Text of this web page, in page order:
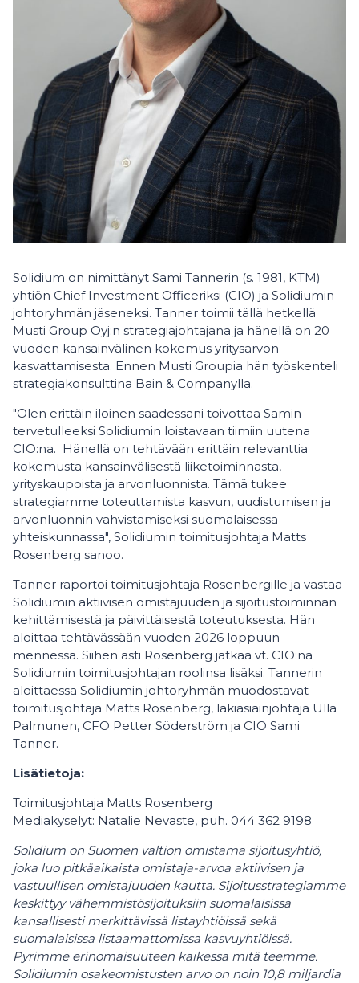
Solidium on nimittänyt Sami Tannerin (s. 1981, KTM)
yhtiön Chief Investment Officeriksi (CIO) ja Solidiumin
johtoryhmän jäseneksi. Tanner toimii tällä hetkellä
Musti Group Oyj:n strategiajohtajana ja hänellä on 20
vuoden kansainvälinen kokemus yritysarvon
kasvattamisesta. Ennen Musti Groupia hän työskenteli
strategiakonsulttina Bain & Companylla.
"Olen erittäin iloinen saadessani toivottaa Samin
tervetulleeksi Solidiumin loistavaan tiimiin uutena
CIO:na. Hänellä on tehtävään erittäin relevanttia
kokemusta kansainvälisestä liiketoiminnasta,
yrityskaupoista ja arvonluonnista. Tämä tukee
strategiamme toteuttamista kasvun, uudistumisen ja
arvonluonnin vahvistamiseksi suomalaisessa
yhteiskunnassa", Solidiumin toimitusjohtaja Matts
Rosenberg sanoo.
Tanner raportoi toimitusjohtaja Rosenbergille ja vastaa
Solidiumin aktiivisen omistajuuden ja sijoitustoiminnan
kehittämisestä ja päivittäisestä toteutuksesta. Hän
aloittaa tehtävässään vuoden 2026 loppuun
mennessä. Siihen asti Rosenberg jatkaa vt. CIO:na
Solidiumin toimitusjohtajan roolinsa lisäksi. Tannerin
aloittaessa Solidiumin johtoryhmän muodostavat
toimitusjohtaja Matts Rosenberg, lakiasiainjohtaja Ulla
Palmunen, CFO Petter Söderström ja CIO Sami
Tanner.
Lisätietoja:
Toimitusjohtaja Matts Rosenberg
Mediakyselyt: Natalie Nevaste, puh. 044 362 9198
Solidium on Suomen valtion omistama sijoitusyhtiö,
joka luo pitkäaikaista omistaja-arvoa aktiivisen ja
vastuullisen omistajuuden kautta. Sijoitusstrategiamme
keskittyy vähemmistösijoituksiin suomalaisissa
kansallisesti merkittävissä listayhtiöissä sekä
suomalaisissa listaamattomissa kasvuyhtiöissä.
Pyrimme erinomaisuuteen kaikessa mitä teemme.
Solidiumin osakeomistusten arvo on noin 10,8 miljardia